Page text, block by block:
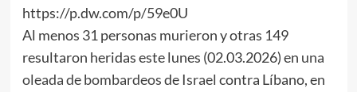
https://p.dw.com/p/59e0U
Al menos 31 personas murieron y otras 149
resultaron heridas este lunes (02.03.2026) en una
oleada de bombardeosde Israel contra Líbano, en